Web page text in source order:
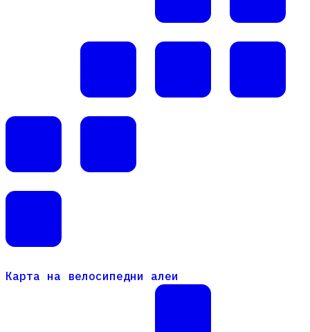
Карта на велосипедни алеи
Карта на велосипедни алеи